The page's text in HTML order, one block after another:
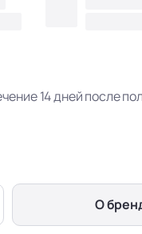
14 дней после
О